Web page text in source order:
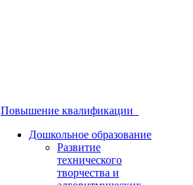
Повышение квалификации
Дошкольное образование
Развитие
технического
творчества и